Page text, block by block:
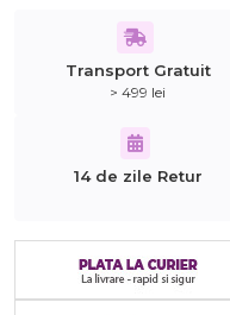
Transport Gratuit
> 499 lei
14 de zile Retur